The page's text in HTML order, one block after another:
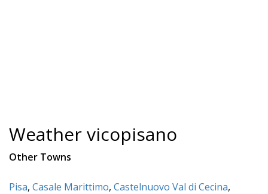
Weather vicopisano
Other Towns
Pisa, Casale Marittimo, Castelnuovo Val di Cecina,